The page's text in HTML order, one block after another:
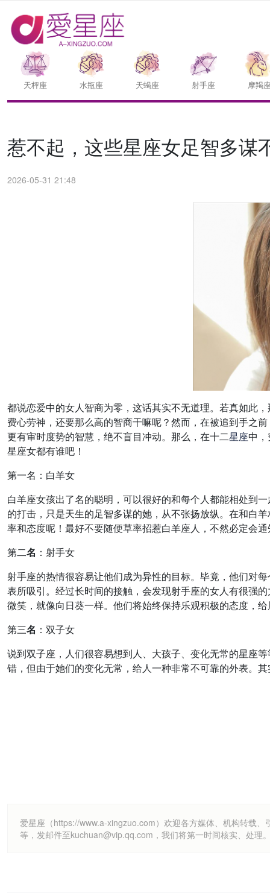
天枰座 水瓶座 天蝎座 射手座 摩羯
惹不起，这些星座女足智多谋
2026-05-31 21:48
都说恋爱中的女人智商为零，这话其实不无道理。若真如此
费心劳神，还要那么高的智商干嘛呢？然而，在被追到手之
更有审时度势的智慧，绝不盲目冲动。那么，在十二星座中
星座女都有谁吧！
第一名：白羊女
白羊座女孩出了名的聪明，可以很好的和每个人都能相处到
的打击，只是天生的足智多谋的她，从不张扬放纵。在和白
率和态度呢！最好不要随便草率招惹白羊座人，不然必定会
第二名 ：射手女
射手座的热情很容易让他们成为异性的目标。毕竟，他们对
表所吸引。经过长时间的接触，会发现射手座的女人有很强
微笑，就像向日葵一样。他们将始终保持乐观积极的态度，
第三名 ：双子女
说到双子座，人们很容易想到人、大孩子、变化无常的星座
错，但由于她们的变化无常，给人一种非常不可靠的外表。
爱星座（https://www.a-xingzuo.com）欢迎各方媒体、机构转载
等，发邮件至kuchuan@vip.qq.com，我们将第一时间核实、处理